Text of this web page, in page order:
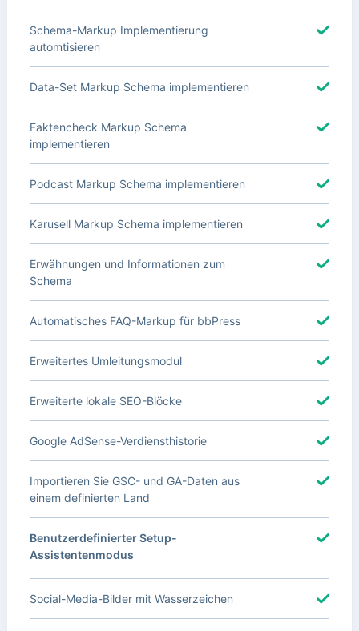
Schema-Markup Implementierung
automtisieren
Data-Set Markup Schema implementieren
Faktencheck Markup Schema
implementieren
Podcast Markup Schema implementieren
Karusell Markup Schema implementieren
Erwähnungen und Informationen zum
Schema
Automatisches FAQ-Markup für bbPress
Erweitertes Umleitungsmodul
Erweiterte lokale SEO-Blöcke
Google AdSense-Verdiensthistorie
Importieren Sie GSC- und GA-Daten aus
einem definierten Land
Benutzerdefinierter Setup-
Assistentenmodus
Social-Media-Bilder mit Wasserzeichen